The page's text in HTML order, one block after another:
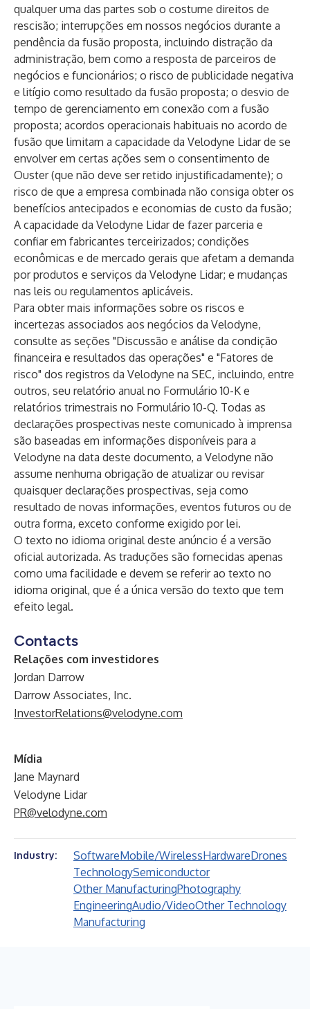
qualquer uma das partes sob o costume direitos de
rescisão; interrupções em nossos negócios durante a
pendência da fusão proposta, incluindo distração da
administração, bem como a resposta de parceiros de
negócios e funcionários; o risco de publicidade negativa
e litígio como resultado da fusão proposta; o desvio de
tempo de gerenciamento em conexão com a fusão
proposta; acordos operacionais habituais no acordo de
fusão que limitam a capacidade da Velodyne Lidar de se
envolver em certas ações sem o consentimento de
Ouster (que não deve ser retido injustificadamente); o
risco de que a empresa combinada não consiga obter os
benefícios antecipados e economias de custo da fusão;
A capacidade da Velodyne Lidar de fazer parceria e
confiar em fabricantes terceirizados; condições
econômicas e de mercado gerais que afetam a demanda
por produtos e serviços da Velodyne Lidar; e mudanças
nas leis ou regulamentos aplicáveis.
Para obter mais informações sobre os riscos e
incertezas associados aos negócios da Velodyne,
consulte as seções "Discussão e análise da condição
financeira e resultados das operações" e "Fatores de
risco" dos registros da Velodyne na SEC, incluindo, entre
outros, seu relatório anual no Formulário 10-K e
relatórios trimestrais no Formulário 10-Q. Todas as
declarações prospectivas neste comunicado à imprensa
são baseadas em informações disponíveis para a
Velodyne na data deste documento, a Velodyne não
assume nenhuma obrigação de atualizar ou revisar
quaisquer declarações prospectivas, seja como
resultado de novas informações, eventos futuros ou de
outra forma, exceto conforme exigido por lei.
O texto no idioma original deste anúncio é a versão
oficial autorizada. As traduções são fornecidas apenas
como uma facilidade e devem se referir ao texto no
idioma original, que é a única versão do texto que tem
efeito legal.
Contacts
Relações com investidores
Jordan Darrow
Darrow Associates, Inc.
InvestorRelations@velodyne.com
Mídia
Jane Maynard
Velodyne Lidar
PR@velodyne.com
Industry: SoftwareMobile/WirelessHardwareDrones
TechnologySemiconductor
Other ManufacturingPhotography
EngineeringAudio/VideoOther Technology
Manufacturing